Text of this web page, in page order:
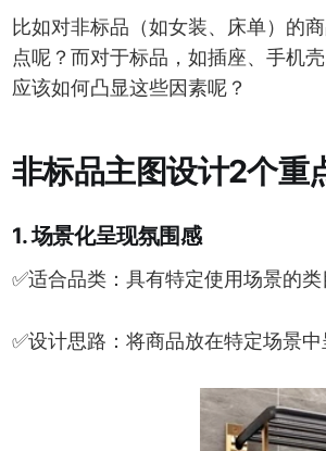
比如对非标品（如女装、床单）的
点呢？而对于标品，如插座、手机
应该如何凸显这些因素呢？
非标品主图设计2个重
1. 场景化呈现氛围感
✅适合品类：具有特定使用场景的
✅设计思路：将商品放在特定场景